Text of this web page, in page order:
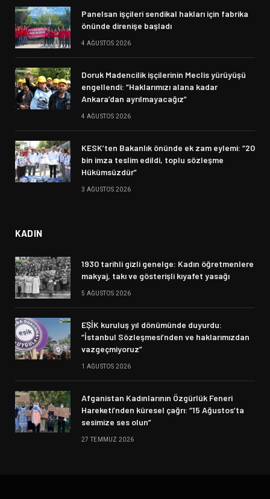
Panelsan işçileri sendikal hakları için fabrika
önünde direnişe başladı
4 AĞUSTOS 2026
Doruk Madencilik işçilerinin Meclis yürüyüşü
engellendi: “Haklarımızı alana kadar
Ankara’dan ayrılmayacağız”
4 AĞUSTOS 2026
KESK’ten Bakanlık önünde ek zam eylemi: “20
bin imza teslim edildi, toplu sözleşme
Hükümsüzdür”
3 AĞUSTOS 2026
KADIN
1930 tarihli gizli genelge: Kadın öğretmenlere
makyaj, takı ve gösterişli kıyafet yasağı
5 AĞUSTOS 2026
EŞİK kuruluş yıl dönümünde duyurdu:
“İstanbul Sözleşmesi’nden ve haklarımızdan
vazgeçmiyoruz”
1 AĞUSTOS 2026
Afganistan Kadınlarının Özgürlük Feneri
Hareketi’nden küresel çağrı: “15 Ağustos’ta
sesimize ses olun”
27 TEMMUZ 2026